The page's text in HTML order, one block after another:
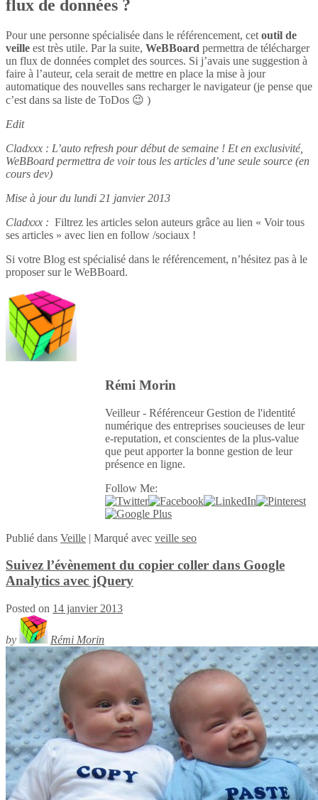
flux de données ?
Pour une personne spécialisée dans le référencement, cet outil de
veille est très utile. Par la suite, WeBBoard permettra de télécharger
un flux de données complet des sources. Si j’avais une suggestion à
faire à l’auteur, cela serait de mettre en place la mise à jour
automatique des nouvelles sans recharger le navigateur (je pense que
c’est dans sa liste de ToDos 😉 )
Edit
Cladxxx : L’auto refresh pour début de semaine ! Et en exclusivité,
WeBBoard permettra de voir tous les articles d’une seule source (en
cours dev)
Mise à jour du lundi 21 janvier 2013
Cladxxx : Filtrez les articles selon auteurs grâce au lien « Voir tous
ses articles » avec lien en follow /sociaux !
Si votre Blog est spécialisé dans le référencement, n’hésitez pas à le
proposer sur le WeBBoard.
Rémi Morin
Veilleur - Référenceur Gestion de l'identité
numérique des entreprises soucieuses de leur
e-reputation, et conscientes de la plus-value
que peut apporter la bonne gestion de leur
présence en ligne.
Follow Me:
Publié dans Veille | Marqué avec veille seo
Suivez l’évènement du copier coller dans Google
Analytics avec jQuery
Posted on 14 janvier 2013
by Rémi Morin